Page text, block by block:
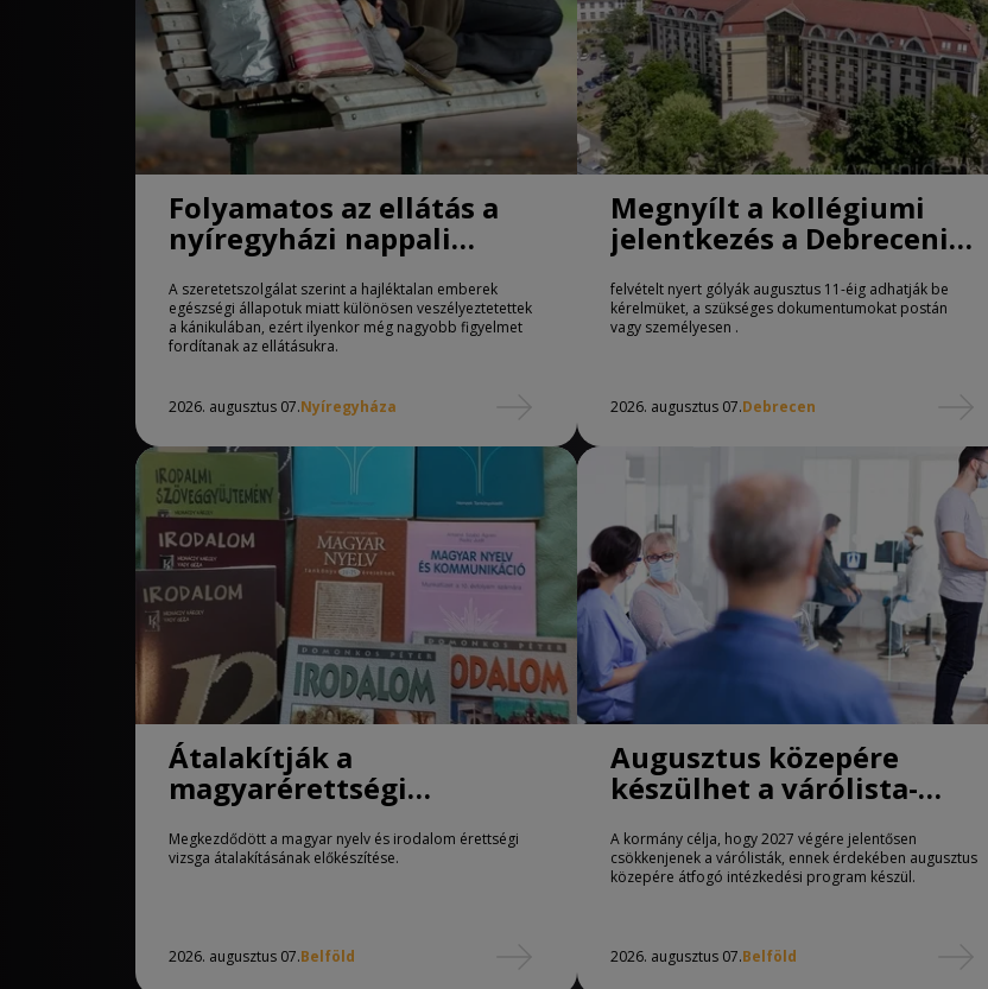
Folyamatos az ellátás a
nyíregyházi nappali
melegedőben
A szeretetszolgálat szerint a hajléktalan emberek
egészségi állapotuk miatt különösen veszélyeztetettek
a kánikulában, ezért ilyenkor még nagyobb figyelmet
fordítanak az ellátásukra.
2026. augusztus 07.Nyíregyháza
Megnyílt a kollégiumi
jelentkezés a Debreceni
Egyetemen
felvételt nyert gólyák augusztus 11-éig adhatják be
kérelmüket, a szükséges dokumentumokat postán
vagy személyesen .
2026. augusztus 07.Debrecen
Átalakítják a
magyarérettségi
követelményeit
Megkezdődött a magyar nyelv és irodalom érettségi
vizsga átalakításának előkészítése.
2026. augusztus 07.Belföld
Augusztus közepére
készülhet a várólista-
A kormány célja, hogy 2027 végére jelentősen
csökkenjenek a várólisták, ennek érdekében augusztus
közepére átfogó intézkedési program készül.
2026. augusztus 07.Belföld